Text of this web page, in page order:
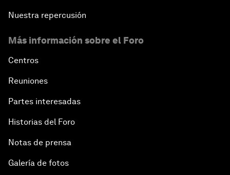
Nuestra repercusión
Más información sobre el Foro
Centros
Reuniones
Partes interesadas
Historias del Foro
Notas de prensa
Galería de fotos